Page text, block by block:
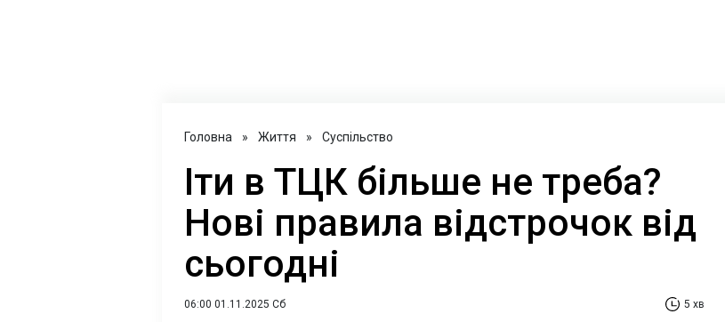
Головна » Життя » Суспільство
Іти в ТЦК більше не треба?
Нові правила відстрочок від
сьогодні
06:00 01.11.2025 Сб 5 хв